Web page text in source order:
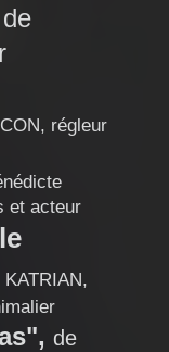
régleur
et acteur
de